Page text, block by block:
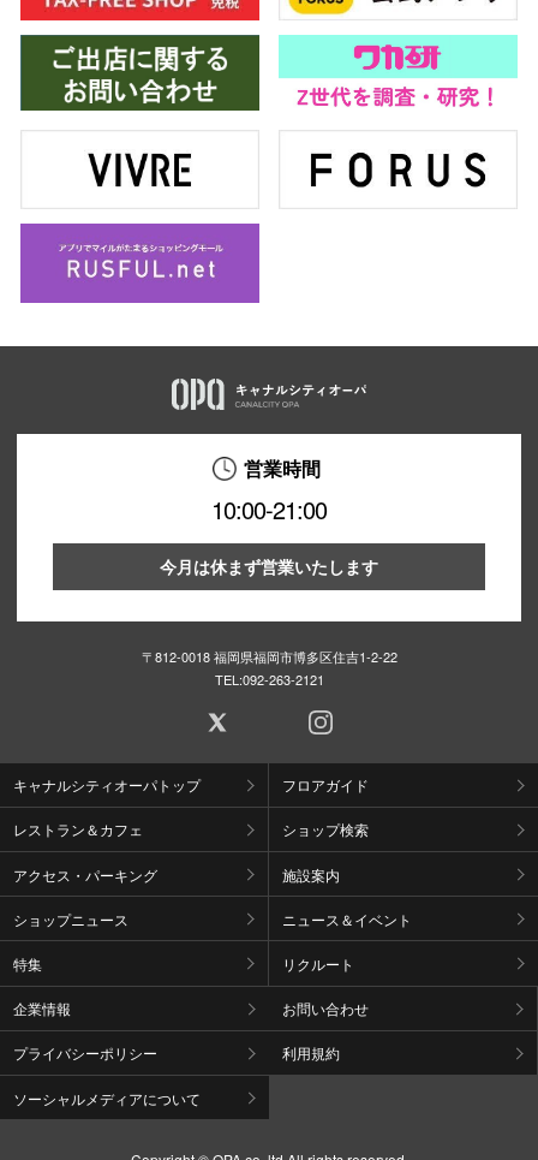
営業時間
10:00-21:00
今月は休まず営業いたします
〒812-0018 福岡県福岡市博多区住吉1-2-22
TEL:092-263-2121
キャナルシティオーパトップ フロアガイド
レストラン＆カフェ ショップ検索
アクセス・パーキング 施設案内
ショップニュース ニュース＆イベント
特集 リクルート
企業情報 お問い合わせ
プライバシーポリシー 利用規約
ソーシャルメディアについて